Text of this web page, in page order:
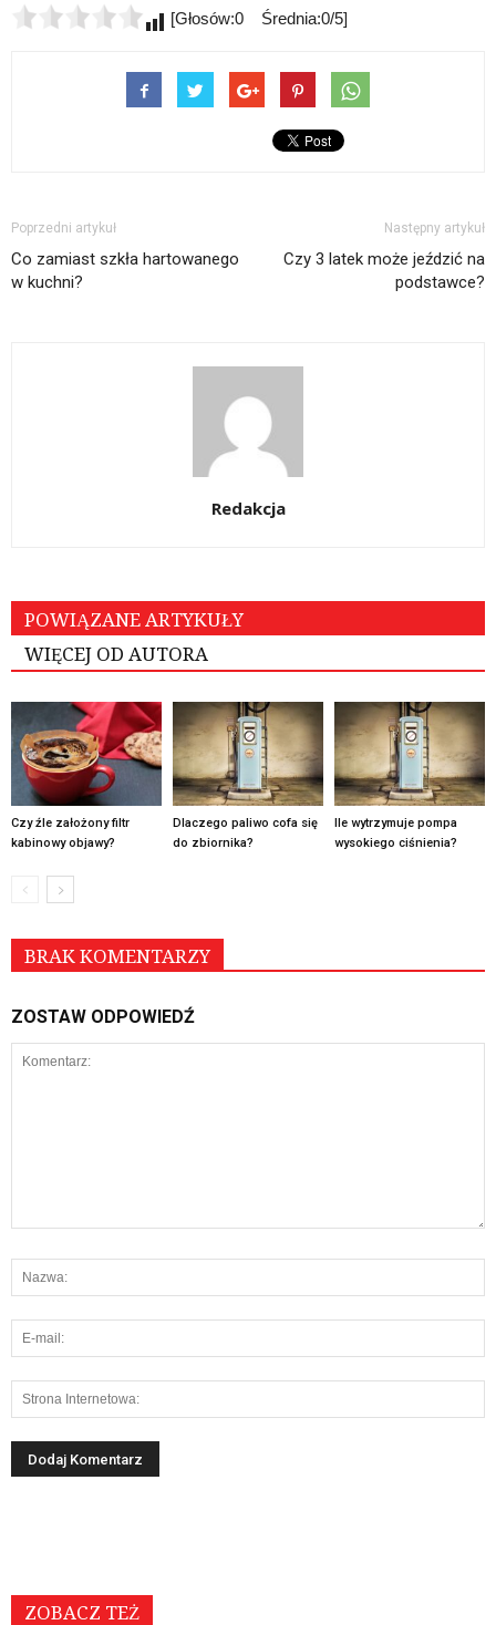
[Głosów:0 Średnia:0/5]
Poprzedni artykuł
Co zamiast szkła hartowanego
w kuchni?
Następny artykuł
Czy 3 latek może jeździć na
podstawce?
Redakcja
POWIĄZANE ARTYKUŁY
WIĘCEJ OD AUTORA
Czy źle założony filtr
kabinowy objawy?
Dlaczego paliwo cofa się
do zbiornika?
Ile wytrzymuje pompa
wysokiego ciśnienia?
BRAK KOMENTARZY
ZOSTAW ODPOWIEDŹ
ZOBACZ TEŻ